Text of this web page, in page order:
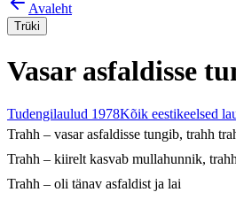
Avaleht
Trüki
Vasar asfaldisse
Tudengilaulud 1978Kõik eestikeelsed
Trahh – vasar asfaldisse tungib, trahh
Trahh – kiirelt kasvab mullahunnik,
Trahh – oli tänav asfaldist ja lai